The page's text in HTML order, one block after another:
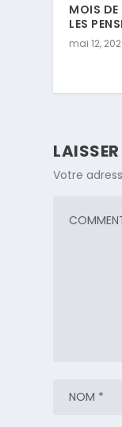
MOIS DE
LES
mai 12,
Votre